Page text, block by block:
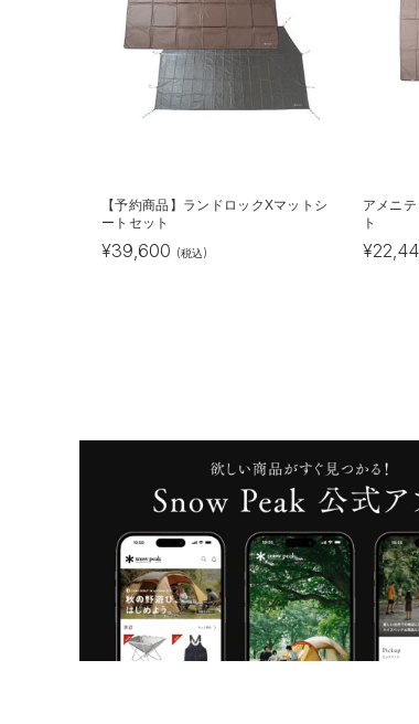
【予約商品】ランドロックXマットシ
ートセット
¥39,600 (税込)
アメニ
ト
¥